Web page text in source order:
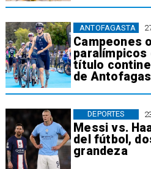
Campeones
título
de
ANTOFAGASTA
Messi vs.
del fútbol,
grandeza
DEPORTES